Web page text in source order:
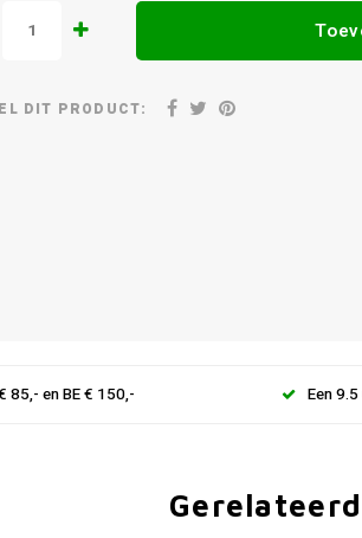
DIT PRODUCT:
85,- en BE € 150,- Een